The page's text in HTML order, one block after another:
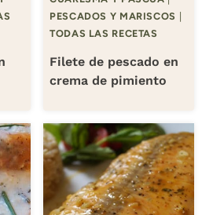
PESCADOS Y MARISCOS
TODAS LAS RECETAS
Filete de pescado en
crema de pimiento